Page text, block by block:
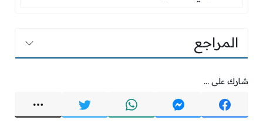
المراجع
شارك على ...